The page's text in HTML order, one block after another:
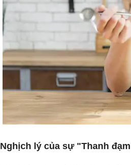
Nghịch lý của sự "Thanh